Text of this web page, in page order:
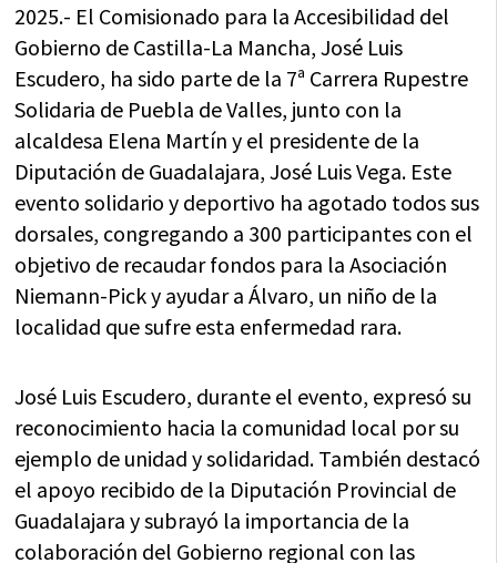
2025.- El Comisionado para la Accesibilidad del
Gobierno de Castilla-La Mancha, José Luis
Escudero, ha sido parte de la 7ª Carrera Rupestre
Solidaria de Puebla de Valles, junto con la
alcaldesa Elena Martín y el presidente de la
Diputación de Guadalajara, José Luis Vega. Este
evento solidario y deportivo ha agotado todos sus
dorsales, congregando a 300 participantes con el
objetivo de recaudar fondos para la Asociación
Niemann-Pick y ayudar a Álvaro, un niño de la
localidad que sufre esta enfermedad rara.
José Luis Escudero, durante el evento, expresó su
reconocimiento hacia la comunidad local por su
ejemplo de unidad y solidaridad. También destacó
el apoyo recibido de la Diputación Provincial de
Guadalajara y subrayó la importancia de la
colaboración del Gobierno regional con las